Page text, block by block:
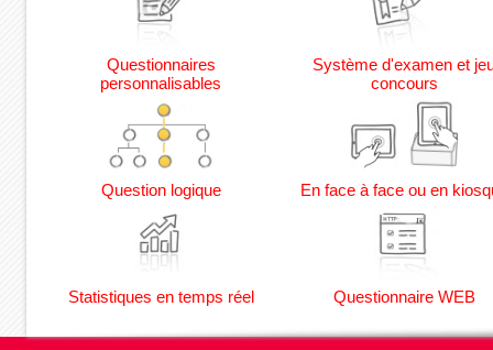
Questionnaires
personnalisables
Système d'examen et
concours
Question logique En face à face ou en
Statistiques en temps réel Questionnaire WEB